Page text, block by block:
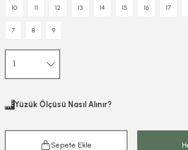
10 11 12 13 14 15 16 17
7 8 9
Yüzük Ölçüsü Nasıl Alınır?
Sepete Ekle